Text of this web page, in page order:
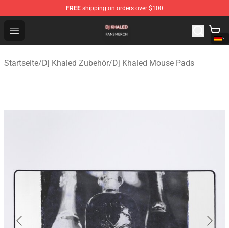
FREE shipping on orders over $100
Open menu
Dj Khaled Shop - Official Dj Khaled Merchandise Store
Startseite/Dj Khaled Zubehör/Dj Khaled Mouse Pads